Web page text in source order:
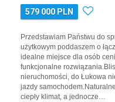
579 000 PLN
Przedstawiam Państwu do
użytkowym poddaszem o
idealne miejsce dla osób
funkcjonalne
nieruchomości, do Łukowa
jazdy
ciepły klimat, a jednocze…